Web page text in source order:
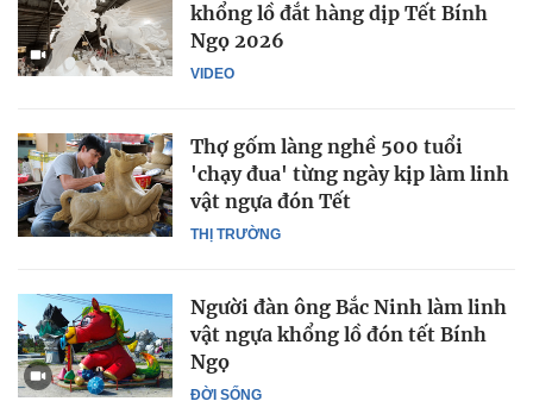
VIDEO
khổng lồ đắt hàng dịp Tết Bính
Ngọ 2026
THỊ TRƯỜNG
Thợ gốm làng nghề 500 tuổi
'chạy đua' từng ngày kịp làm linh
vật ngựa đón Tết
ĐỜI SỐNG
Người đàn ông Bắc Ninh làm linh
vật ngựa khổng lồ đón tết Bính
Ngọ